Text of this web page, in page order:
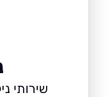
שירותי ניקיון